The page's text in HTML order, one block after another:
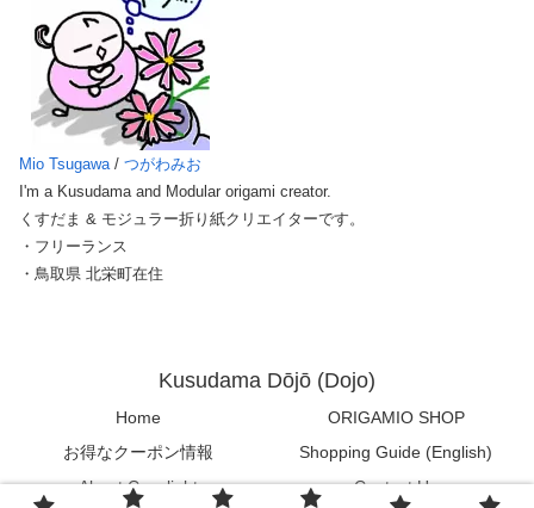
Mio Tsugawa / つがわみお
I'm a Kusudama and Modular origami creator.
くすだま & モジュラー折り紙クリエイターです。
・フリーランス
・鳥取県 北栄町在住
Kusudama Dōjō (Dojo)
Home
ORIGAMIO SHOP
お得なクーポン情報
Shopping Guide (English)
About Copylight
Contact Us